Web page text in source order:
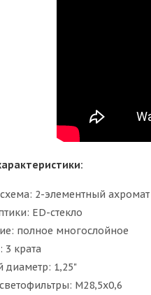
2-элементный ахромат
ED-стекло
полное многослойное
3 крата
диаметр: 1,25"
M28,5x0,6